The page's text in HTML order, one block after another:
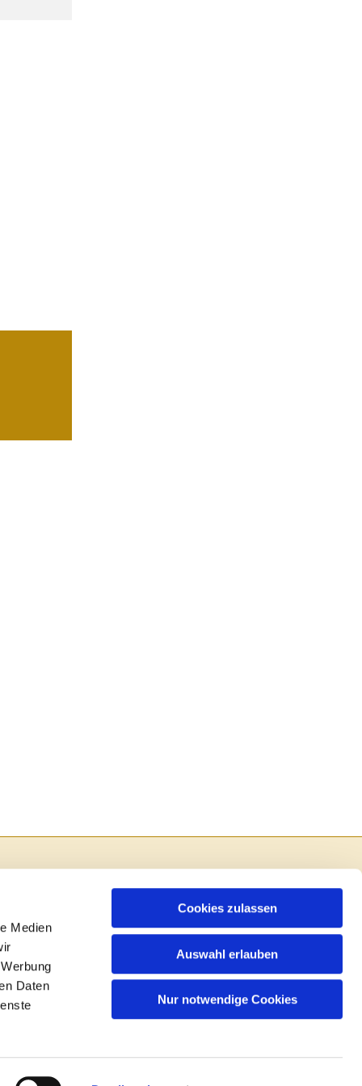
Medien
Daten
Cookies zulassen
Auswahl erlauben
Nur notwendige Cookies